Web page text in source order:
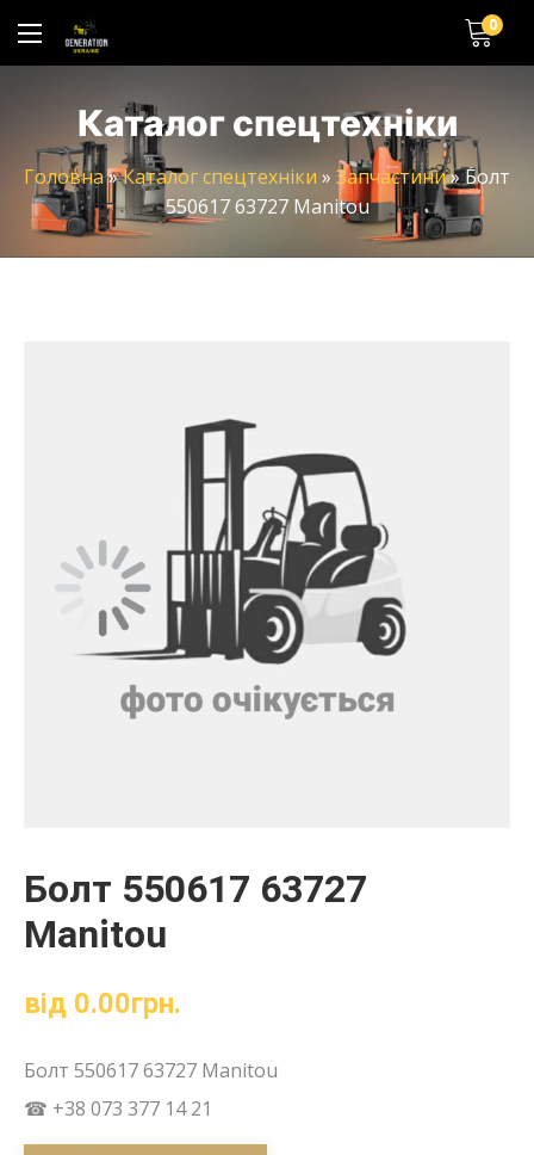
0
Каталог спецтехніки
Головна»Каталог спецтехніки » Запчастини»Болт
550617 63727 Manitou
Болт 550617 63727
Manitou
від 0.00грн.
Болт 550617 63727 Manitou
☎ +38 073 377 14 21